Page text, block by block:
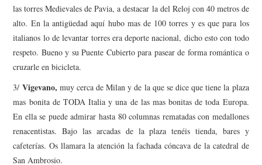
las torres Medievales de Pavia, a destacar la del Reloj con 40 metros de
alto. En la antigüedad aquí hubo mas de 100 torres y es que para los
italianos lo de levantar torres era deporte nacional, dicho esto con todo
respeto. Bueno y su Puente Cubierto para pasear de forma romántica o
cruzarle en bicicleta.
3/ Vigevano, muy cerca de Milan y de la que se dice que tiene la plaza
mas bonita de TODA Italia y una de las mas bonitas de toda Europa.
En ella se puede admirar hasta 80 columnas rematadas con medallones
renacentistas. Bajo las arcadas de la plaza tenéis tienda, bares y
cafeterías. Os llamara la atención la fachada cóncava de la catedral de
San Ambrosio.